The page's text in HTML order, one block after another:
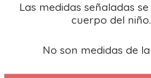
Las medidas señaladas
cuerpo del niño.
No son medidas de